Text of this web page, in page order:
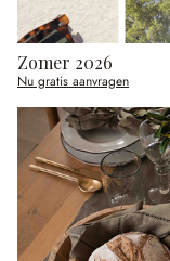
Zomer 2026
Nu gratis aanvragen